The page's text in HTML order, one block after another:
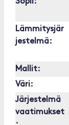
Lämmitysjär
jestelmä:
Mallit:
Väri:
Järjestelmä
vaatimukset